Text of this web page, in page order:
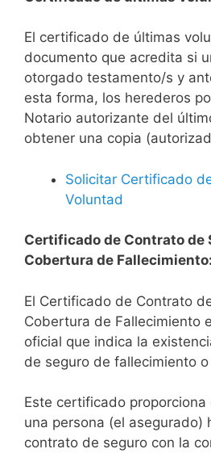
El certificado de últimas
documento que acredita si
otorgado testamento/s y
esta forma, los herederos
Notario autorizante del
obtener una copia
Solicitar Certificado
Voluntad
Certificado de Contrato de
Cobertura de Fallecimiento:
El Certificado de Contrato
Cobertura de Fallecimiento
oficial que indica la
de seguro de fallecimiento
Este certificado
una persona (el asegurado)
contrato de seguro con la